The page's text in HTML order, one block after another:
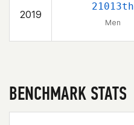
2019
21013th
Men
BENCHMARK STATS